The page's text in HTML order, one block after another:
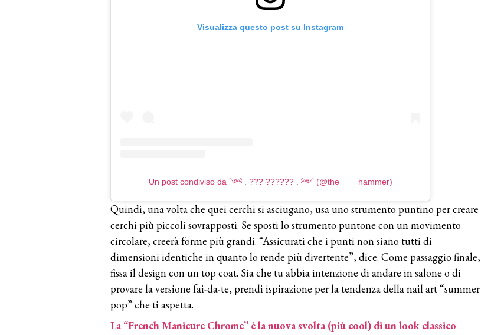
Visualizza questo post su Instagram
Un post condiviso da ༺ . ??? ?????? . ༻ (@the____hammer)
Quindi, una volta che quei cerchi si asciugano, usa uno strumento puntino per creare
cerchi più piccoli sovrapposti. Se sposti lo strumento puntone con un movimento
circolare, creerà forme più grandi. “Assicurati che i punti non siano tutti di
dimensioni identiche in quanto lo rende più divertente”, dice. Come passaggio finale,
fissa il design con un top coat. Sia che tu abbia intenzione di andare in salone o di
provare la versione fai-da-te, prendi ispirazione per la tendenza della nail art “summer
pop” che ti aspetta.
La “French Manicure Chrome” è la nuova svolta (più cool) di un look classico